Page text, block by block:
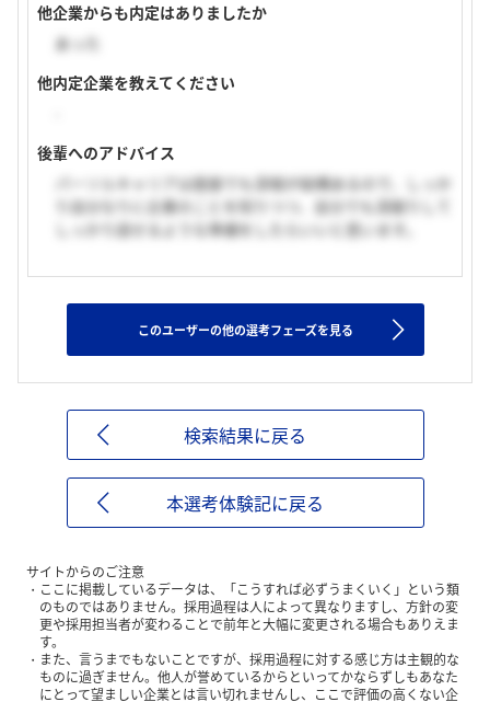
他企業からも内定はありましたか
あった
他内定企業を教えてください
後輩へのアドバイス
パーソルキャリアは面接でも深堀が結構あるので、しっか
り自分なりに企業のことを知りつつ、自分でも深掘りして
しっかり話せるような準備をしたらいいと思います。
このユーザーの他の選考フェーズを見る
検索結果に戻る
本選考体験記に戻る
サイトからのご注意
ここに掲載しているデータは、「こうすれば必ずうまくいく」という類
のものではありません。採用過程は人によって異なりますし、方針の変
更や採用担当者が変わることで前年と大幅に変更される場合もありえま
す。
また、言うまでもないことですが、採用過程に対する感じ方は主観的な
ものに過ぎません。他人が誉めているからといってかならずしもあなた
にとって望ましい企業とは言い切れませんし、ここで評価の高くない企